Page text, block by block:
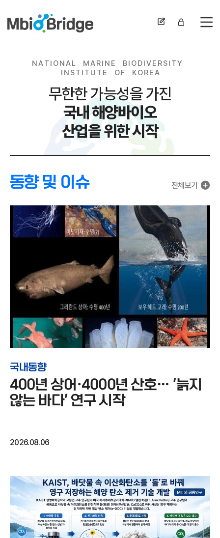
전
NA T I O NA L MA R I N E B I O D IV E R S I TY
I N S T I T U T E O F K O R EA
무한한 가능성을 가진
국내 해양바이오
산업을 위한 시작
동향 및 이슈
국내동향
400년 상어·4000년 산호… '늙지
않는 바다' 연구 시작
2026.08.06
전체보기